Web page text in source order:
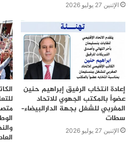
الإثنين 27 يوليو 2026
إعادة انتخاب الرفيق إبراهيم حنين
عضواً بالمكتب الجهوي للاتحاد
المغربي للشغل بجهة الدارالبيضاء–
سطات
الإثنين 27 يوليو 2026